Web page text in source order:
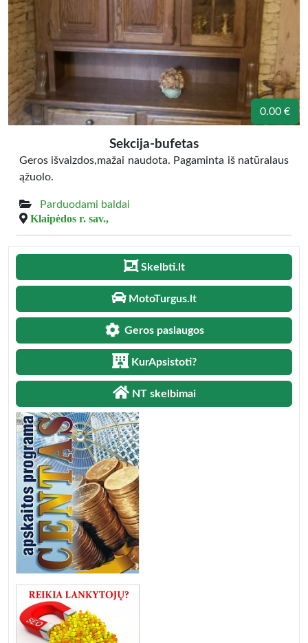
0.00 €
Sekcija-bufetas
Geros išvaizdos,mažai naudota. Pagaminta iš natūralaus
ąžuolo.
Parduodami baldai
Klaipėdos r. sav.,
Skelbti.lt
MotoTurgus.lt
Geros paslaugos
KurApsistoti?
NT skelbimai